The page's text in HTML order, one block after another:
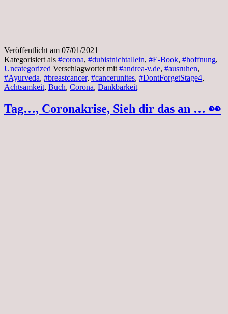
Veröffentlicht am 07/01/2021
Kategorisiert als #corona, #dubistnichtallein, #E-Book, #hoffnung,
Uncategorized Verschlagwortet mit#andrea-v.de, #ausruhen,
#Ayurveda, #breastcancer, #cancerunites, #DontForgetStage4,
Achtsamkeit, Buch, Corona, Dankbarkeit
Tag…, Coronakrise, Sieh dir das an … 👀